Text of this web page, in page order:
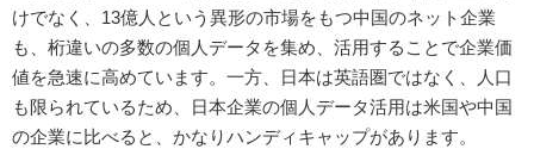
けでなく、13億人という異形の市場をもつ中国のネット企業
も、桁違いの多数の個人データを集め、活用することで企業価
値を急速に高めています。一方、日本は英語圏ではなく、人口
も限られているため、日本企業の個人データ活用は米国や中国
の企業に比べると、かなりハンディキャップがあります。